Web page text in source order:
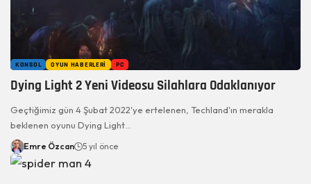
KONSOL OYUN HABERLERI PC
Dying Light 2 Yeni Videosu Silahlara Odaklanıyor
Geçtiğimiz gün 4 Şubat 2022'ye ertelenen, Techland'ın merakla
beklenen oyunu Dying Light…
Emre Özcan 5 yıl önce